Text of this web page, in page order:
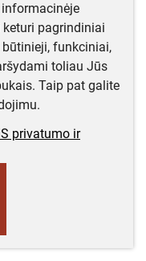
pagrindiniai
funkciniai,
toliau Jūs
Taip pat galite
privatumo ir